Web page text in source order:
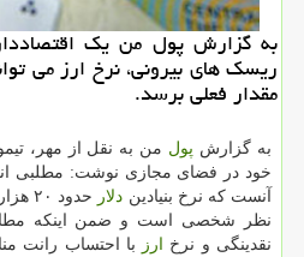
به گزارش پول من یک
ریسک های بیرونی، نرخ ارز می
مقدار فعلی برسد.
به گزارش پول من به نقل از مهر،
خود در فضای مجازی نوشت: مطلبی
آنست که نرخ بنیادین دلار
نظر شخصی است و ضمن اینکه
نقدینگی و نرخ ارز
با احتساب رانت